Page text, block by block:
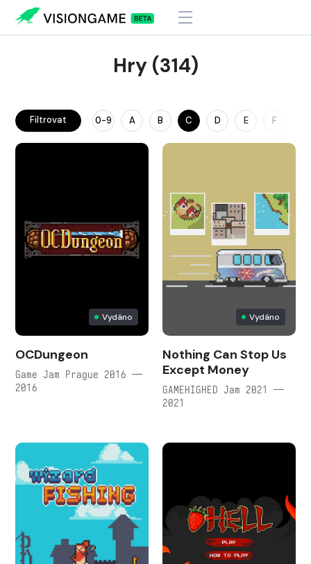
Hry (314)
Filtrovat 0-9 A B C D E F
Vydáno
OCDungeon
Game Jam Prague 2016 —
2016
Vydáno
Nothing Can Stop Us
Except Money
GAMEHIGHED Jam 2021 —
2021